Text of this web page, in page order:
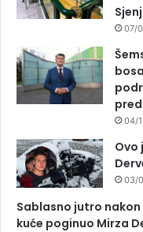
07/
04/
Ovo
03/
Sablasno jutro nakon
kuće poginuo Mirza